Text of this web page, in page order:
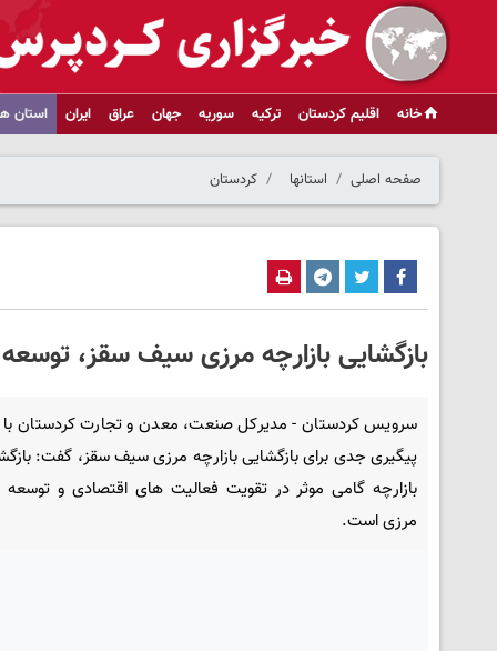
خانه اقلیم کردستان ترکیه سوریه جهان عراق ایران استان
صفحه اصلی استانها کردستان
بازگشایی بازارچه مرزی سیف سقز، توسعه
سرویس کردستان - مدیرکل صنعت، معدن و تجارت کردستان با
پیگیری جدی برای بازگشایی بازارچه مرزی سیف سقز، گفت:
بازارچه گامی موثر در تقویت فعالیت های اقتصادی و توسعه
مرزی است.